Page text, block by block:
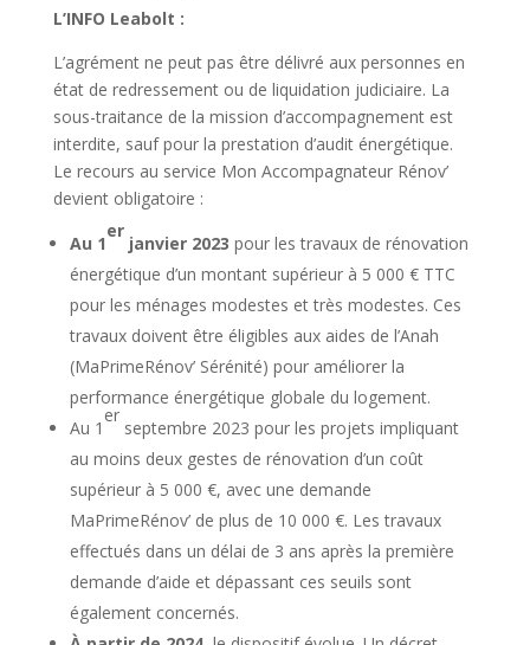
L’INFO Leabolt :
L’agrément ne peut pas être délivré aux personnes en
état de redressement ou de liquidation judiciaire. La
sous-traitance de la mission d’accompagnement est
interdite, sauf pour la prestation d’audit énergétique.
Le recours au service Mon Accompagnateur Rénov’
devient obligatoire :
Au 1
er
janvier 2023 pour les travaux de rénovation
énergétique d’un montant supérieur à 5 000 € TTC
pour les ménages modestes et très modestes. Ces
travaux doivent être éligibles aux aides de l’Anah
(MaPrimeRénov’ Sérénité) pour améliorer la
performance énergétique globale du logement.
Au 1
er
septembre 2023 pour les projets impliquant
au moins deux gestes de rénovation d’un coût
supérieur à 5 000 €, avec une demande
MaPrimeRénov’ de plus de 10 000 €. Les travaux
effectués dans un délai de 3 ans après la première
demande d’aide et dépassant ces seuils sont
également concernés.